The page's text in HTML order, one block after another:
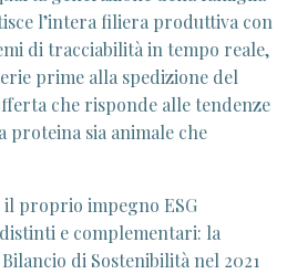
l’intera filiera produttiva con
di tracciabilità in tempo reale,
prime alla spedizione del
che risponde alle tendenze
proteina sia animale che
proprio impegno ESG
e complementari: la
di Sostenibilità nel 2021